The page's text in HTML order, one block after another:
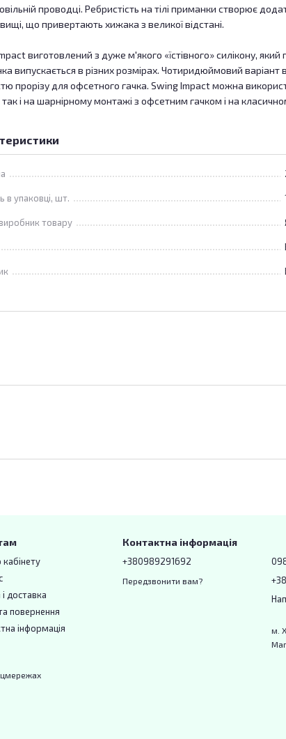
проводці. Ребристість на тілі приманки створює
що привертають хижака з великої відстані.
виготовлений з дуже м'якого «їстівного» силікону,
випускається в різних розмірах. Чотиридюймовий варіант
прорізу для офсетного гачка. Swing Impact можна
так і на шарнірному монтажі з офсетним гачком і на
в упаковці, шт.
товару
кабінету
доставка
повернення
інформація
Контактна інформація
+380989291692
Передзвонити вам?
м.